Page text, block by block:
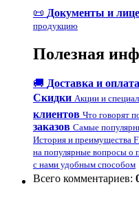
📜 Документы и
продукцию
Полезная
🚚 Доставка и оплата
Скидки Акции и
клиентов Что говорят
заказов Самые
История и преимущества
на популярные вопросы о
с нами удобным способом
Всего комментариев: